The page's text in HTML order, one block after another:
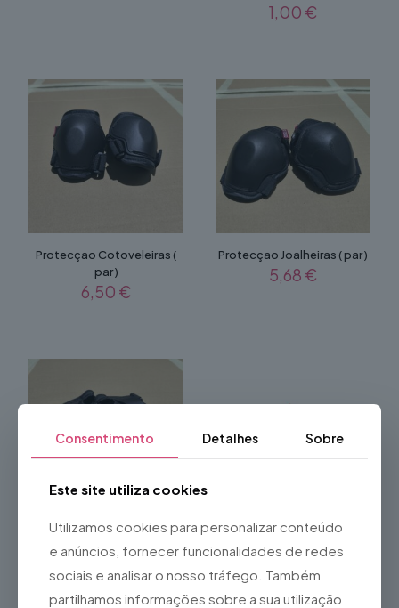
1,00 €
Protecçao Cotoveleiras (
par )
6,50 €
Protecçao Joalheiras ( par )
5,68 €
Protecçao Pulso ( par )
4,87€
Tapete Puzzle Infantil em
Espuma – Colorido e
Educativo
Consentimento Detalhes Sobre
Este site utiliza cookies
Utilizamos cookies para personalizar conteúdo
e anúncios, fornecer funcionalidades de redes
sociais e analisar o nosso tráfego. Também
partilhamos informações sobre a sua utilização